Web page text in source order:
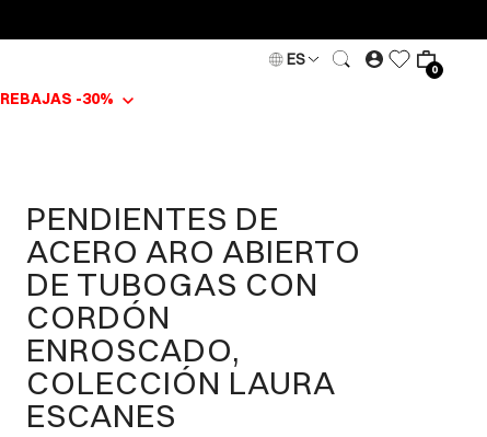
ES
0
REBAJAS -30%
PENDIENTES DE
ACERO ARO ABIERTO
DE TUBOGAS CON
CORDÓN
ENROSCADO,
COLECCIÓN LAURA
ESCANES